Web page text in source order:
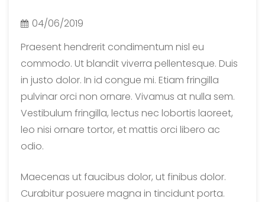
04/06/2019
Praesent hendrerit condimentum nisl eu
commodo. Ut blandit viverra pellentesque. Duis
in justo dolor. In id congue mi. Etiam fringilla
pulvinar orci non ornare. Vivamus at nulla sem.
Vestibulum fringilla, lectus nec lobortis laoreet,
leo nisi ornare tortor, et mattis orci libero ac
odio.
Maecenas ut faucibus dolor, ut finibus dolor.
Curabitur posuere magna in tincidunt porta.